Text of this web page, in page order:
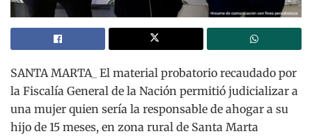
SANTA MARTA_ El material probatorio recaudado por
la Fiscalía General de la Nación permitió judicializar a
una mujer quien sería la responsable de ahogar a su
hijo de 15 meses, en zona rural de Santa Marta